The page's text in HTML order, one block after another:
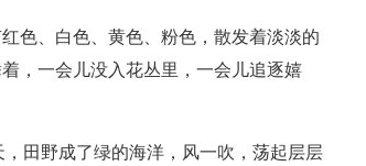
色、白色、黄色、粉色，散发着淡淡的
，一会儿没入花丛里，一会儿追逐嬉
田野成了绿的海洋，风一吹，荡起层层